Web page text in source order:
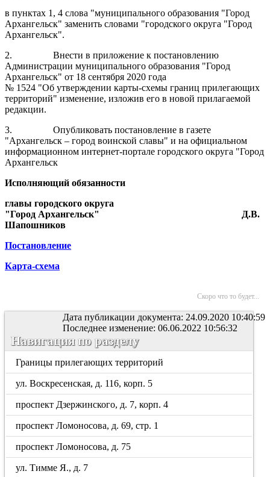
в пунктах 1, 4 слова "муниципального образования "Город
Архангельск" заменить словами "городского округа "Город
Архангельск".
2.
Внести в приложение к постановлению
Администрации муниципального образования "Город
Архангельск" от 18 сентября 2020 года
№ 1524 "Об утверждении карты-схемы границ прилегающих
территорий" изменение, изложив его в новой прилагаемой
редакции.
3.
Опубликовать постановление в газете
"Архангельск – город воинской славы" и на официальном
информационном интернет-портале городского округа "Город
Архангельск
Исполняющий обязанности
главы городского округа
"Город Архангельск"
Д.В.
Шапошников
Постановление
Карта-схема
Скоро что то будет...
Дата публикации документа: 24.09.2020 10:40:59
Последнее изменение: 06.06.2022 10:56:32
Навигация по разделу
Границы прилегающих территорий
ул. Воскресенская, д. 116, корп. 5
проспект Дзержинского, д. 7, корп. 4
проспект Ломоносова, д. 69, стр. 1
проспект Ломоносова, д. 75
ул. Тимме Я., д. 7